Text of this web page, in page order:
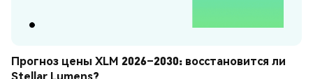
Прогноз цены XLM 2026–2030: восстановится ли
Stellar Lumens?